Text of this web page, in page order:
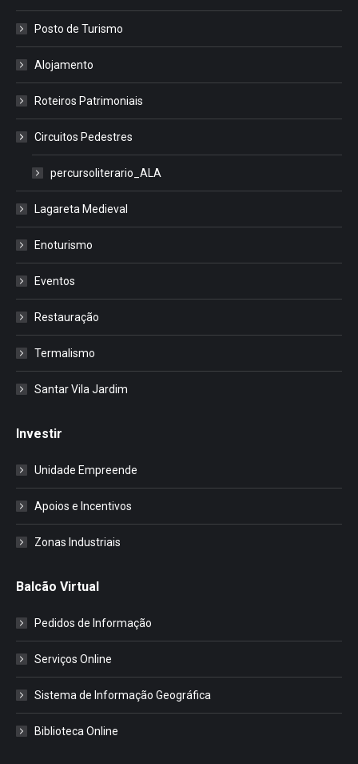
Posto de Turismo
Alojamento
Roteiros Patrimoniais
Circuitos Pedestres
percursoliterario_ALA
Lagareta Medieval
Enoturismo
Eventos
Restauração
Termalismo
Santar Vila Jardim
Investir
Unidade Empreende
Apoios e Incentivos
Zonas Industriais
Balcão Virtual
Pedidos de Informação
Serviços Online
Sistema de Informação Geográfica
Biblioteca Online